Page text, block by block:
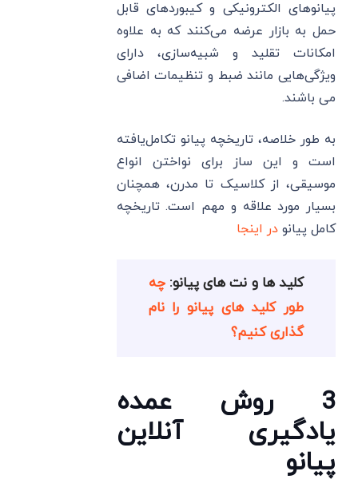
پیانوهای الکترونیکی و کیبوردهای قابل
حمل به بازار عرضه می‌کنند که به علاوه
امکانات تقلید و شبیه‌سازی، دارای
ویژگی‌هایی مانند ضبط و تنظیمات اضافی
می باشند.
به طور خلاصه، تاریخچه پیانو تکامل‌یافته
است و این ساز برای نواختن انواع
موسیقی، از کلاسیک تا مدرن، همچنان
بسیار مورد علاقه و مهم است. تاریخچه
کامل پیانو در اینجا
کلید ها و نت های پیانو:چه
طور کلید های پیانو را نام
گذاری کنیم؟
3 روش عمده
یادگیری آنلاین
پیانو